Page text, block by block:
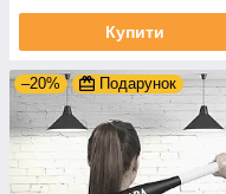
Купити
–20% Подарунок